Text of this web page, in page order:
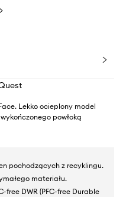
Lekko ocieplony model
powłoką
pochodzących z recyklingu.
materiału.
free DWR (PFC-free Durable